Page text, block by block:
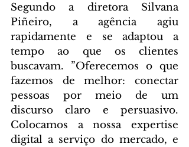
Segundo a diretora Silvana
Piñeiro, a agência agiu
rapidamente e se adaptou a
tempo ao que os clientes
buscavam. ”Oferecemos o que
fazemos de melhor: conectar
pessoas por meio de um
discurso claro e persuasivo.
Colocamos a nossa expertise
digital a serviço do mercado, e